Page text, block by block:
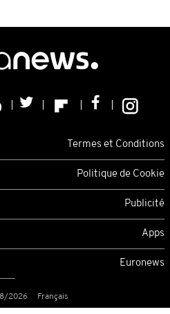
Termes et Conditions
Politique de Cookie
Publicité
Apps
Euronews
2026